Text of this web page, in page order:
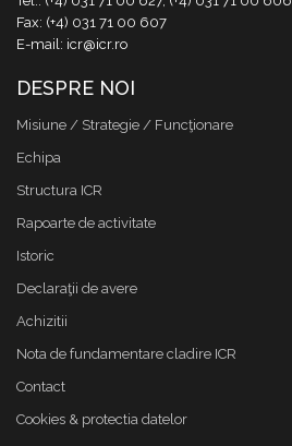
Fax: (+4) 031 71 00 607
E-mail: icr@icr.ro
DESPRE NOI
Misiune / Strategie / Funcţionare
Echipa
Structura ICR
Rapoarte de activitate
Istoric
Declaraţii de avere
Achizitii
Nota de fundamentare cladire ICR
Contact
Cookies & protectia datelor